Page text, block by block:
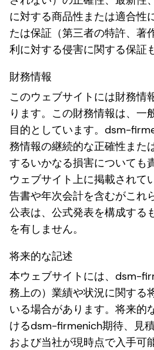
に対する商品性または適合性
たは保証（第三者の特許、著
利に対する侵害に関する保証
財務情報
このウェブサイトには財務情
ります。この財務情報は、一
目的としています。dsm-
務情報の継続的な正確性また
するいかなる損害についても
ウェブサイト上に掲載されて
告書や年次会計を含むがこれ
公表は、公式発表を構成する
を有しません。
将来的な記述
本ウェブサイトには、dsm-
務上の）業績や状況に関する
いる場合があります。将来的
けるdsm-firmenich期待、見積
および当社が現時点で入手可